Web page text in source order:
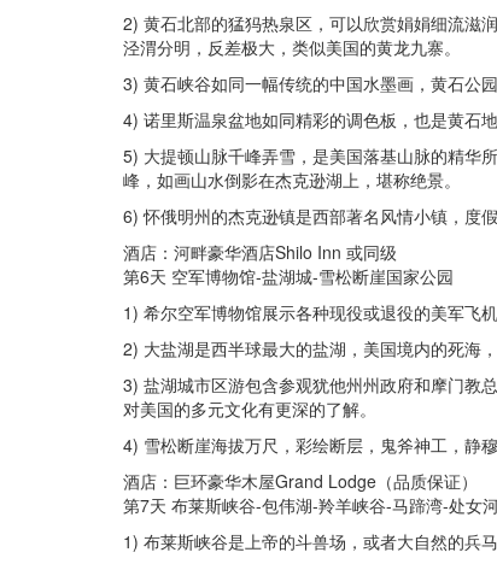
2) 黄石北部的猛犸热泉区，可以欣赏娟娟细流滋
泾渭分明，反差极大，类似美国的黄龙九寨。
3) 黄石峡谷如同一幅传统的中国水墨画，黄石公园
4) 诺里斯温泉盆地如同精彩的调色板，也是黄石
5) 大提顿山脉千峰弄雪，是美国落基山脉的精华
峰，如画山水倒影在杰克逊湖上，堪称绝景。
6) 怀俄明州的杰克逊镇是西部著名风情小镇，度
酒店：河畔豪华酒店Shilo Inn 或同级
第6天 空军博物馆-盐湖城-雪松断崖国家公园
1) 希尔空军博物馆展示各种现役或退役的美军飞
2) 大盐湖是西半球最大的盐湖，美国境内的死海，
3) 盐湖城市区游包含参观犹他州州政府和摩门教
对美国的多元文化有更深的了解。
4) 雪松断崖海拔万尺，彩绘断层，鬼斧神工，静穆
酒店：巨环豪华木屋Grand Lodge（品质保证）
第7天 布莱斯峡谷-包伟湖-羚羊峡谷-马蹄湾-处女
1) 布莱斯峡谷是上帝的斗兽场，或者大自然的兵